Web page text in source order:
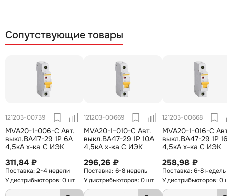
Сопутствующие товары
121203-00739
MVA20-1-006-C Авт.
выкл.ВА47-29 1Р 6А
4,5кА х-ка С ИЭК
311,84 ₽
2-4 недели
У дистрибьюторов: 0 шт
121203-00669
MVA20-1-010-C Авт.
выкл.ВА47-29 1Р 10А
4,5кА х-ка С ИЭК
296,26 ₽
6-8 недель
У дистрибьюторов: 0 шт
121203-00668
MVA20-1-016-C
выкл.ВА47-29 1Р
4,5кА х-ка С ИЭК
258,98 ₽
6-8 недель
У дистрибьюторов: 0